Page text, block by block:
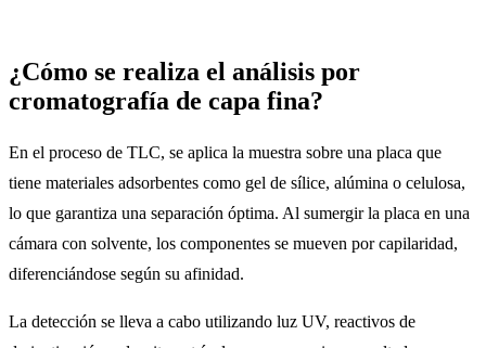
¿Cómo se realiza el análisis por
cromatografía de capa fina?
En el proceso de TLC, se aplica la muestra sobre una placa que
tiene materiales adsorbentes como gel de sílice, alúmina o celulosa,
lo que garantiza una separación óptima. Al sumergir la placa en una
cámara con solvente, los componentes se mueven por capilaridad,
diferenciándose según su afinidad.
La detección se lleva a cabo utilizando luz UV, reactivos de